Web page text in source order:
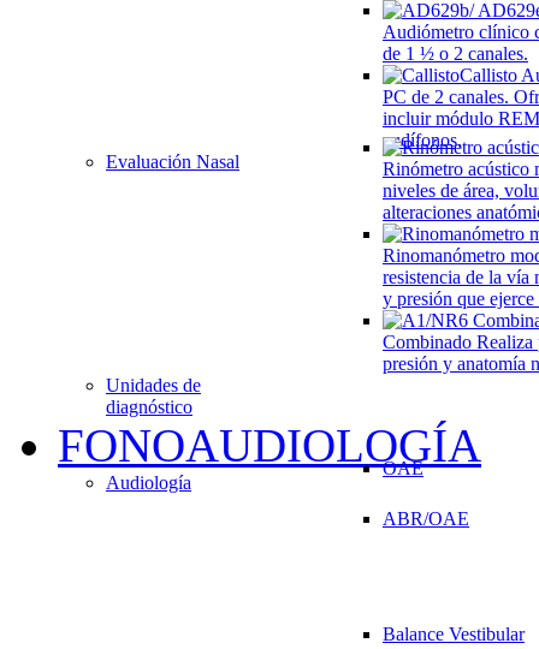
Audiómetro clínico
de 1 ½ o 2 canales.
Callisto
PC de 2 canales.
incluir módulo
audífonos,
Evaluación Nasal
Rinómetro acústico
niveles de área,
alteraciones
Rinomanómetro
resistencia de la
y presión que ejerce
Combinado Realiza
presión y anatomía
Unidades de
diagnóstico
FONOAUDIOLOGÍA
Audiología
OAE
ABR/OAE
Balance Vestibular